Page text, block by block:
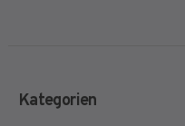
Kategorien